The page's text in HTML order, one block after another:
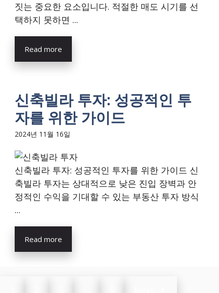
짓는 중요한 요소입니다. 적절한 매도 시기를 선
택하지 못하면 ...
Read more
신축빌라 투자: 성공적인 투
자를 위한 가이드
2024년 11월 16일
신축빌라 투자: 성공적인 투자를 위한 가이드 신
축빌라 투자는 상대적으로 낮은 진입 장벽과 안
정적인 수익을 기대할 수 있는 부동산 투자 방식
...
Read more